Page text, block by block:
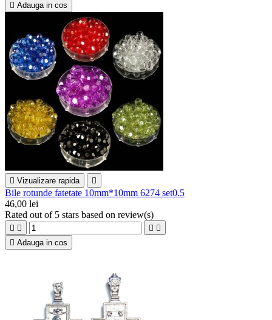
 Adauga in cos
 Vizualizare rapida 
Bile rotunde fatetate 10mm*10mm 6274 set0.5
46,00 lei
Rated out of 5 stars based on review(s)
   
 Adauga in cos